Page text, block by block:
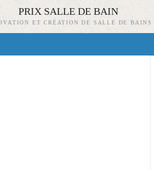
PRIX SALLE DE BAIN
ET CRÉATION DE SALLE DE BAINS